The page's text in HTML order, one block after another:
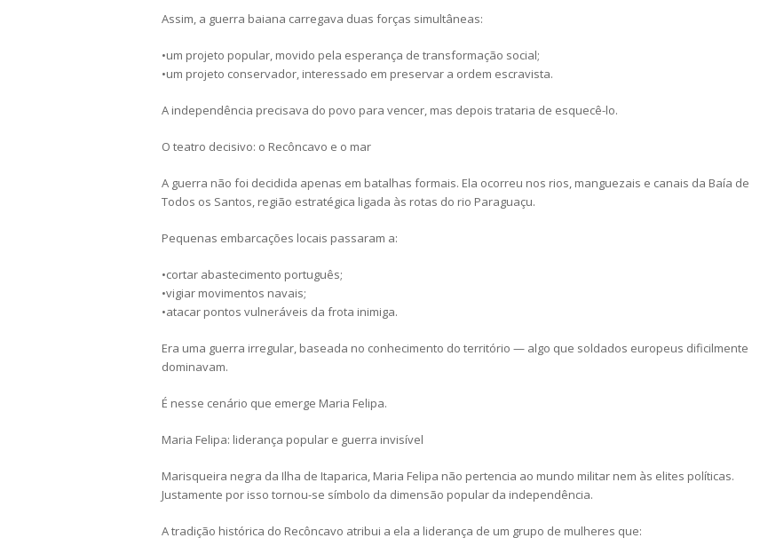
Assim, a guerra baiana carregava duas forças simultâneas:
•um projeto popular, movido pela esperança de transformação social;
•um projeto conservador, interessado em preservar a ordem escravista.
A independência precisava do povo para vencer, mas depois trataria de esquecê-lo.
O teatro decisivo: o Recôncavo e o mar
A guerra não foi decidida apenas em batalhas formais. Ela ocorreu nos rios, manguezais e canais da Baía de
Todos os Santos, região estratégica ligada às rotas do rio Paraguaçu.
Pequenas embarcações locais passaram a:
•cortar abastecimento português;
•vigiar movimentos navais;
•atacar pontos vulneráveis da frota inimiga.
Era uma guerra irregular, baseada no conhecimento do território — algo que soldados europeus dificilmente
dominavam.
É nesse cenário que emerge Maria Felipa.
Maria Felipa: liderança popular e guerra invisível
Marisqueira negra da Ilha de Itaparica, Maria Felipa não pertencia ao mundo militar nem às elites políticas.
Justamente por isso tornou-se símbolo da dimensão popular da independência.
A tradição histórica do Recôncavo atribui a ela a liderança de um grupo de mulheres que: